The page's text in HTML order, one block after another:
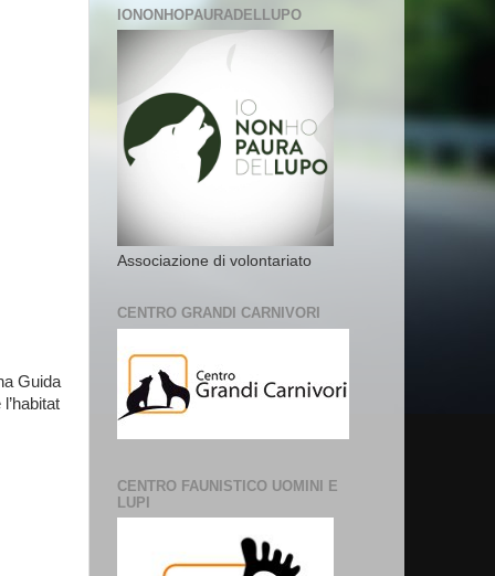
Guida
IONONHOPAURADELLUPO
Associazione di volontariato
CENTRO GRANDI CARNIVORI
CENTRO FAUNISTICO UOMINI E
LUPI